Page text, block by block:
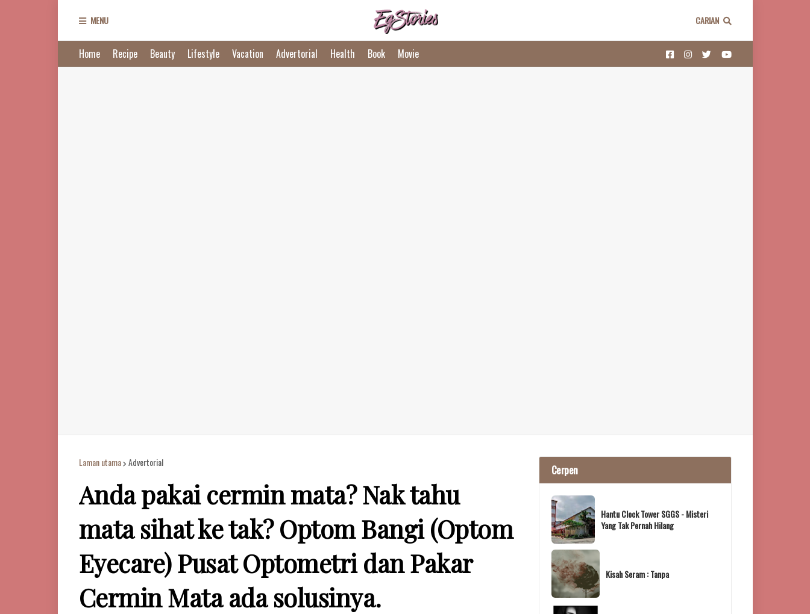
MENU CARIAN
Home Recipe Beauty Lifestyle Vacation Advertorial Health Book Movie
Laman utama Advertorial
Anda pakai cermin mata? Nak tahu
mata sihat ke tak? Optom Bangi (Optom
Eyecare) Pusat Optometri dan Pakar
Cermin Mata ada solusinya.
Cerpen
Hantu Clock Tower SGGS - Misteri
Yang Tak Pernah Hilang
Kisah Seram : Tanpa